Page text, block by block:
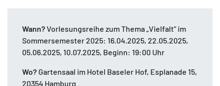
Wann?Vorlesungsreihe zum Thema „Vielfalt“ im
Sommersemester 2025: 16.04.2025, 22.05.2025,
05.06.2025, 10.07.2025, Beginn: 19:00 Uhr
Wo? Gartensaal im Hotel Baseler Hof, Esplanade 15,
20354 Hamburg